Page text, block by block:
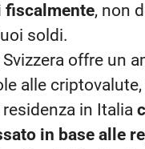
fiscalmente, non
soldi.
offre un
alle
in Italia
in base alle